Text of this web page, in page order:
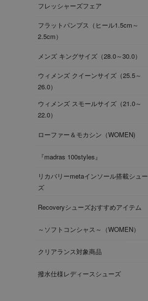
フレッシャーズフェア
フラットパンプス（ヒール1.5cm～
2.5cm）
メンズ キングサイズ（28.0～30.0）
ウィメンズ クイーンサイズ（25.5～
26.0）
ウィメンズ スモールサイズ（21.0～
22.0）
ローファー＆モカシン（WOMEN)
『madras 100styles』
リカバリーmetaインソール搭載シュー
ズ
Recoveryシューズおすすめアイテム
～ソフトコンシャス～（WOMEN）
クリアランス対象商品
撥水仕様レディースシューズ